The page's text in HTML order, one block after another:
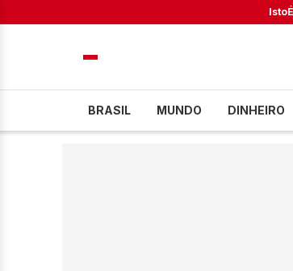
IstoÉ
BRASIL MUNDO DINHEIRO